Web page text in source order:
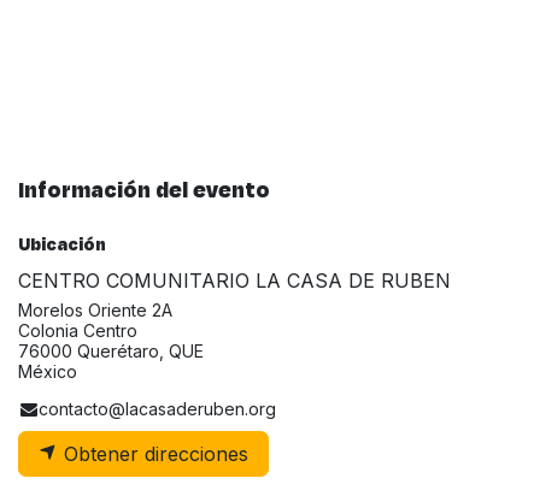
Información del evento
Ubicación
CENTRO COMUNITARIO LA CASA DE RUBEN
Morelos Oriente 2A
Colonia Centro
76000 Querétaro, QUE
México
contacto@lacasaderuben.org
Obtener direcciones